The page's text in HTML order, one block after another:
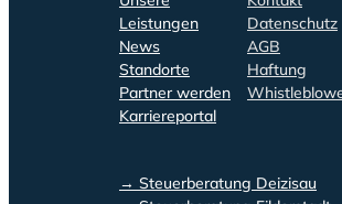
Leistungen
News
Standorte
Partner werden
Karriereportal
Datenschutz
AGB
Haftung
→ Steuerberatung Deizisau